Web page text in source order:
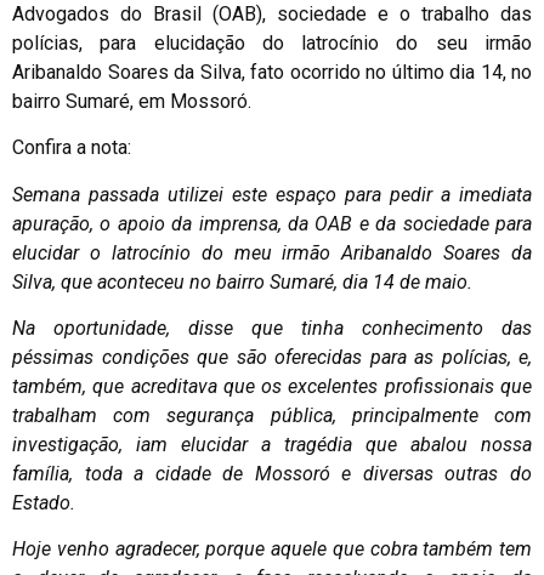
Advogados do Brasil (OAB), sociedade e o trabalho das
polícias, para elucidação do latrocínio do seu irmão
Aribanaldo Soares da Silva, fato ocorrido no último dia 14, no
bairro Sumaré, em Mossoró.
Confira a nota:
Semana passada utilizei este espaço para pedir a imediata
apuração, o apoio da imprensa, da OAB e da sociedade para
elucidar o latrocínio do meu irmão Aribanaldo Soares da
Silva, que aconteceu no bairro Sumaré, dia 14 de maio.
Na oportunidade, disse que tinha conhecimento das
péssimas condições que são oferecidas para as polícias, e,
também, que acreditava que os excelentes profissionais que
trabalham com segurança pública, principalmente com
investigação, iam elucidar a tragédia que abalou nossa
família, toda a cidade de Mossoró e diversas outras do
Estado.
Hoje venho agradecer, porque aquele que cobra também tem